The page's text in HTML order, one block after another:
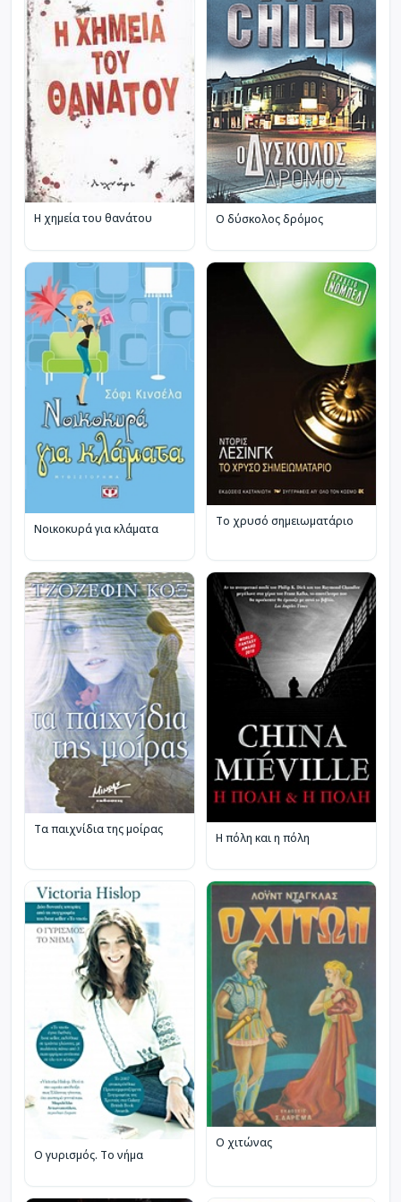
Η χημεία του θανάτου Ο δύσκολος δρόμος
Νοικοκυρά για κλάματα
Το χρυσό σημειωματάριο
Τα παιχνίδια της μοίρας
Η πόλη και η πόλη
Ο γυρισμός. Το νήμα
Ο χιτώνας